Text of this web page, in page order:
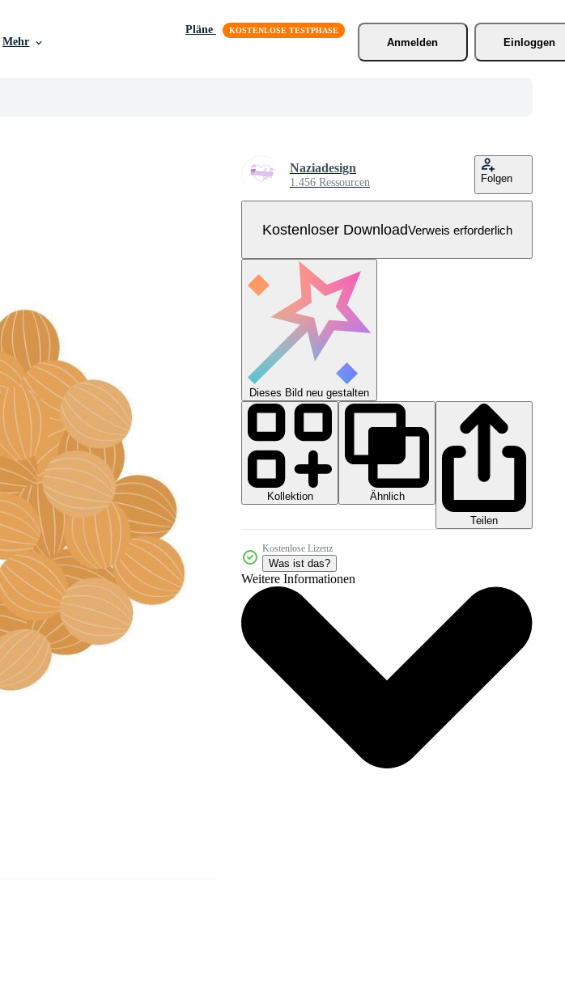
Mehr
Pläne
Anmelden
Einloggen
Naziadesign
1.456 Ressourcen Folgen
Kostenloser DownloadVerweis erforderlich
Dieses Bild neu gestalten
Kollektion
Ähnlich
Teilen
Kostenlose Lizenz
Was ist das?
Weitere Informationen